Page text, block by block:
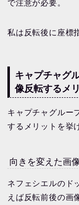
で注意が必要。
私は反転後に座標
キャプチャグ
像反転するメ
キャプチャグルー
するメリットを挙
向きを変えた画
ネフェシエルのド
えば反転前後の画